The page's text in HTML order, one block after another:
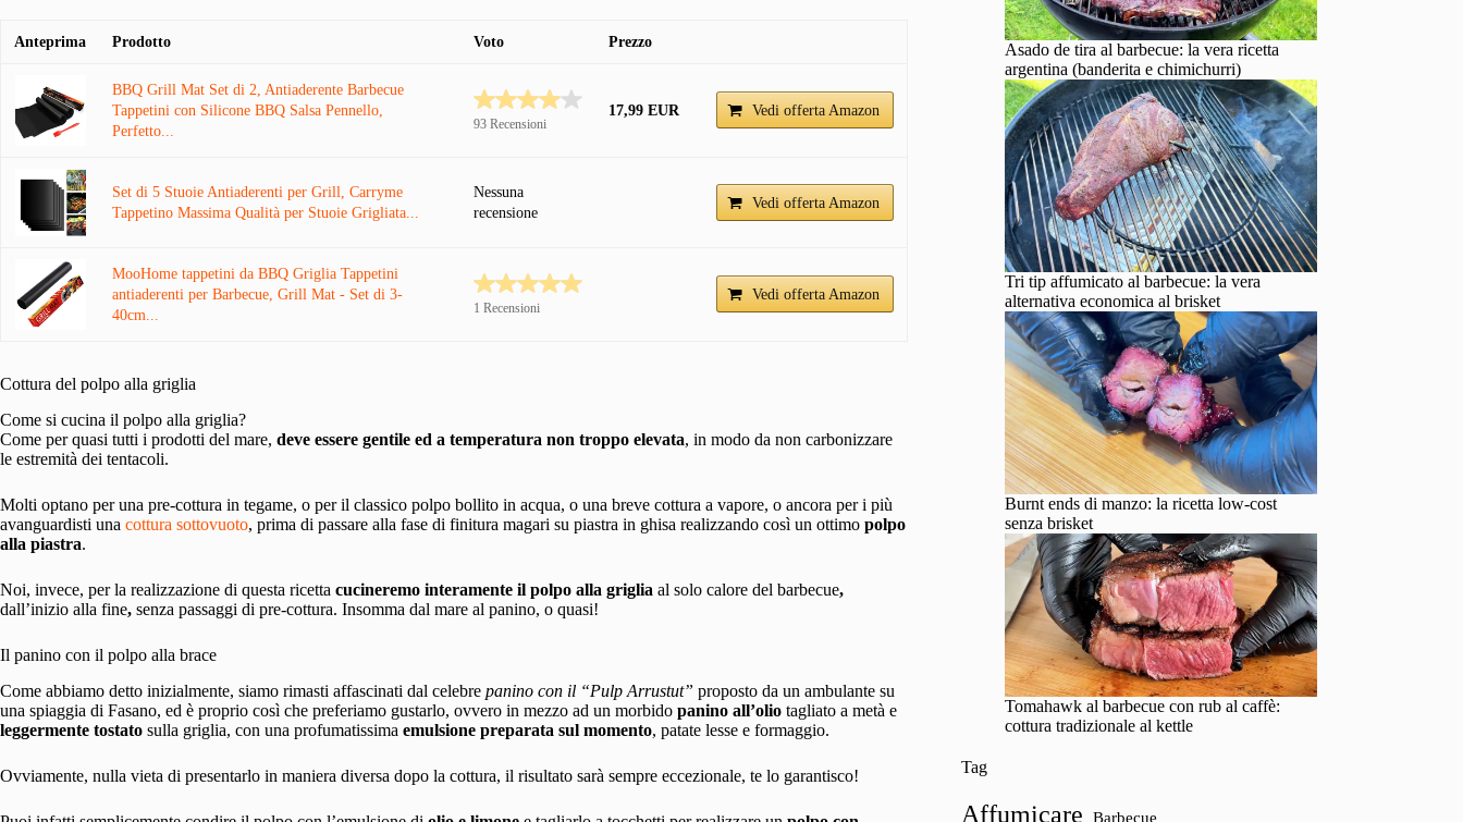
Anteprima Prodotto Voto Prezzo
BBQ Grill Mat Set di 2, Antiaderente Barbecue
Tappetini con Silicone BBQ Salsa Pennello,
Perfetto...
93 Recensioni
17,99 EUR Vedi offerta Amazon
Set di 5 Stuoie Antiaderenti per Grill, Carryme
Tappetino Massima Qualità per Stuoie Grigliata...
Nessuna
recensione
Vedi offerta Amazon
MooHome tappetini da BBQ Griglia Tappetini
antiaderenti per Barbecue, Grill Mat - Set di 3-
40cm...
1 Recensioni
Vedi offerta Amazon
Cottura del polpo alla griglia
Come si cucina il polpo alla griglia?
Come per quasi tutti i prodotti del mare, deve essere gentile ed a temperatura non troppo elevata, in modo da non carbonizzare
le estremità dei tentacoli.
Molti optano per una pre-cottura in tegame, o per il classico polpo bollito in acqua, o una breve cottura a vapore, o ancora per i più
avanguardisti una cottura sottovuoto, prima di passare alla fase di finitura magari su piastra in ghisa realizzando così un ottimo polpo
alla piastra.
Noi, invece, per la realizzazione di questa ricetta cucineremo interamente il polpo alla griglia al solo calore del barbecue,
dall’inizio alla fine, senza passaggi di pre-cottura. Insomma dal mare al panino, o quasi!
Il panino con il polpo alla brace
Come abbiamo detto inizialmente, siamo rimasti affascinati dal celebre panino con il “Pulp Arrustut” proposto da un ambulante su
una spiaggia di Fasano, ed è proprio così che preferiamo gustarlo, ovvero in mezzo ad un morbido panino all’olio tagliato a metà e
leggermente tostato sulla griglia, con una profumatissima emulsione preparata sul momento, patate lesse e formaggio.
Ovviamente, nulla vieta di presentarlo in maniera diversa dopo la cottura, il risultato sarà sempre eccezionale, te lo garantisco!
Asado de tira al barbecue: la vera ricetta
argentina (banderita e chimichurri)
Tri tip affumicato al barbecue: la vera
alternativa economica al brisket
Burnt ends di manzo: la ricetta low-cost
senza brisket
Tomahawk al barbecue con rub al caffè:
cottura tradizionale al kettle
Tag
Affumicare Barbecue